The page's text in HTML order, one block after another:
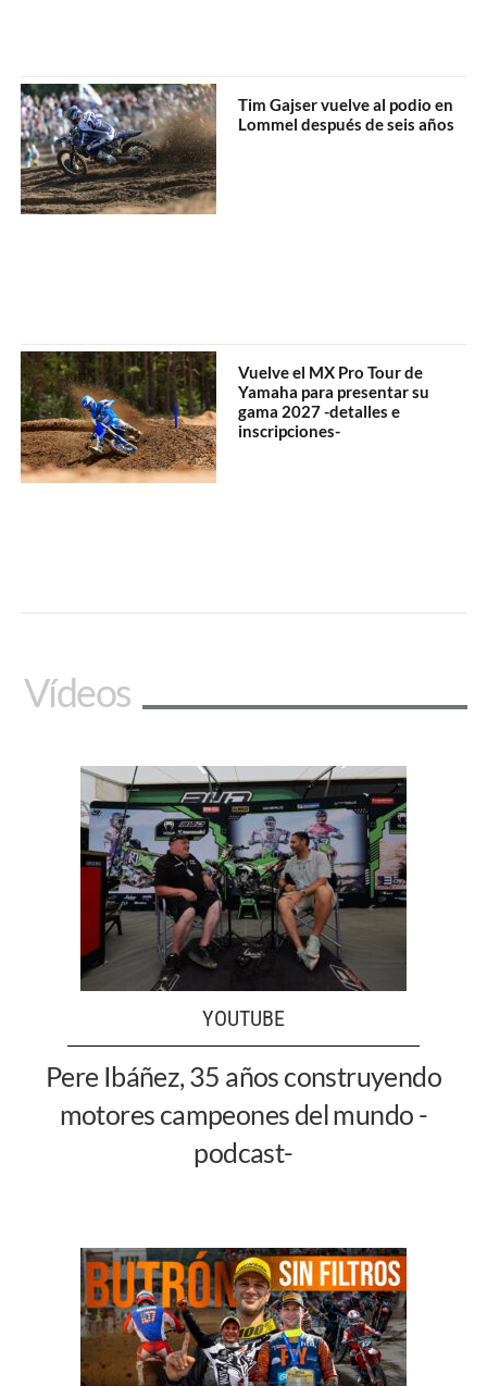
Tim Gajser vuelve al podio en
Lommel después de seis años
Vuelve el MX Pro Tour de
Yamaha para presentar su
gama 2027 -detalles e
inscripciones-
Vídeos
YOUTUBE
Pere Ibáñez, 35 años construyendo
motores campeones del mundo -
podcast-